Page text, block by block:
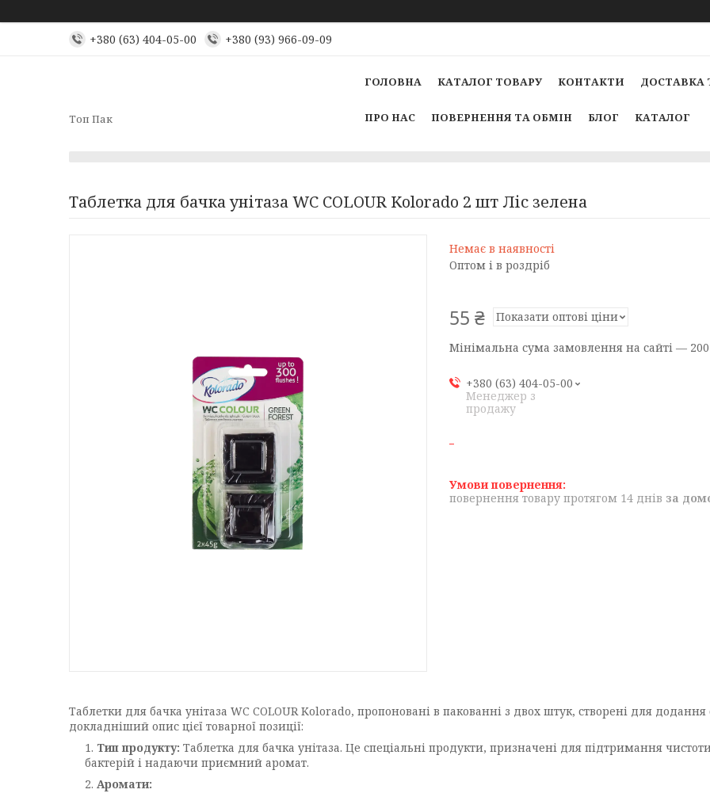
+380 (63) 404-05-00 +380 (93) 966-09-09
Топ Пак
ГОЛОВНА КАТАЛОГ ТОВАРУ КОНТАКТИ ДОСТАВКА
ПРО НАС ПОВЕРНЕННЯ ТА ОБМІН БЛОГ КАТАЛОГ
Таблетка для бачка унітаза WC COLOUR Kolorado 2 шт Ліс зелена
Немає в наявності
Оптом і в роздріб
55 ₴ Показати оптові ціни
Мінімальна сума замовлення на сайті —
+380 (63) 404-05-00
Менеджер з
продажу
повернення товару протягом 14 днів за
Таблетки для бачка унітаза WC COLOUR Kolorado, пропоновані в пакованні з двох штук, створені для додання
докладніший опис цієї товарної позиції:
Тип продукту: Таблетка для бачка унітаза. Це спеціальні продукти, призначені для підтримання чистоти
бактерій і надаючи приємний аромат.
Аромати: